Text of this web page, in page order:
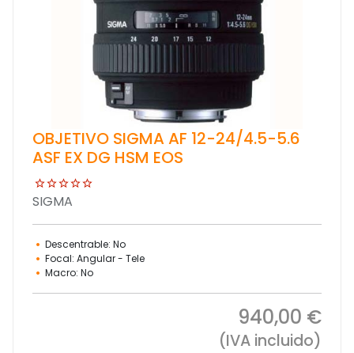
OBJETIVO SIGMA AF 12-24/4.5-5.6
ASF EX DG HSM EOS
SIGMA
Descentrable: No
Focal: Angular - Tele
Macro: No
940,00 €
(IVA incluido)